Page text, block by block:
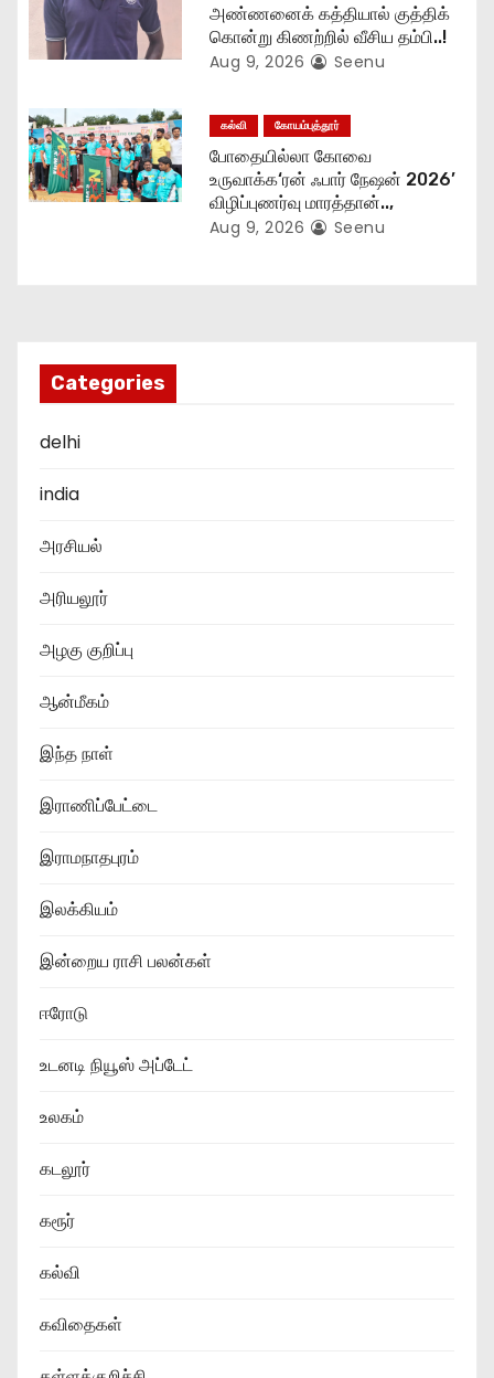
அண்ணனைக் கத்தியால் குத்திக்
கொன்று கிணற்றில் வீசிய தம்பி..!
Aug 9, 2026 Seenu
கல்வி கோயம்புத்தூர்
போதையில்லா கோவை
உருவாக்க‘ரன் ஃபார் நேஷன் 2026’
விழிப்புணர்வு மாரத்தான்..,
Aug 9, 2026 Seenu
Categories
delhi
india
அரசியல்
அரியலூர்
அழகு குறிப்பு
ஆன்மீகம்
இந்த நாள்
இராணிப்பேட்டை
இராமநாதபுரம்
இலக்கியம்
இன்றைய ராசி பலன்கள்
ஈரோடு
உடனடி நியூஸ் அப்டேட்
உலகம்
கடலூர்
கரூர்
கல்வி
கவிதைகள்